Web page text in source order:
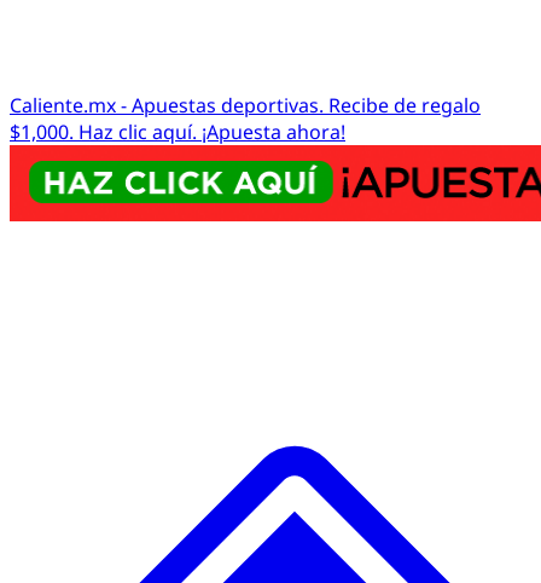
Caliente.mx - Apuestas deportivas. Recibe de regalo
$1,000. Haz clic aquí. ¡Apuesta ahora!